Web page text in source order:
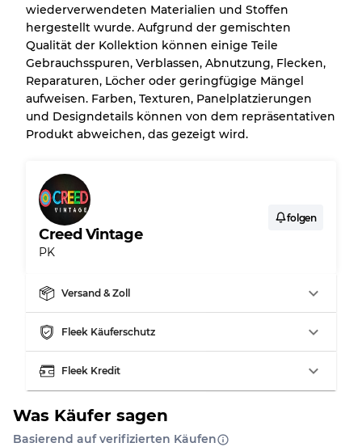
wiederverwendeten Materialien und Stoffen
hergestellt wurde. Aufgrund der gemischten
Qualität der Kollektion können einige Teile
Gebrauchsspuren, Verblassen, Abnutzung, Flecken,
Reparaturen, Löcher oder geringfügige Mängel
aufweisen. Farben, Texturen, Panelplatzierungen
und Designdetails können von dem repräsentativen
Produkt abweichen, das gezeigt wird.
Creed Vintage
PK
folgen
Versand & Zoll
Fleek Käuferschutz
Fleek Kredit
Was Käufer sagen
Basierend auf verifizierten Käufen